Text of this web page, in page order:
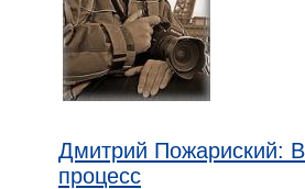
Дмитрий Пожариский:
процесс